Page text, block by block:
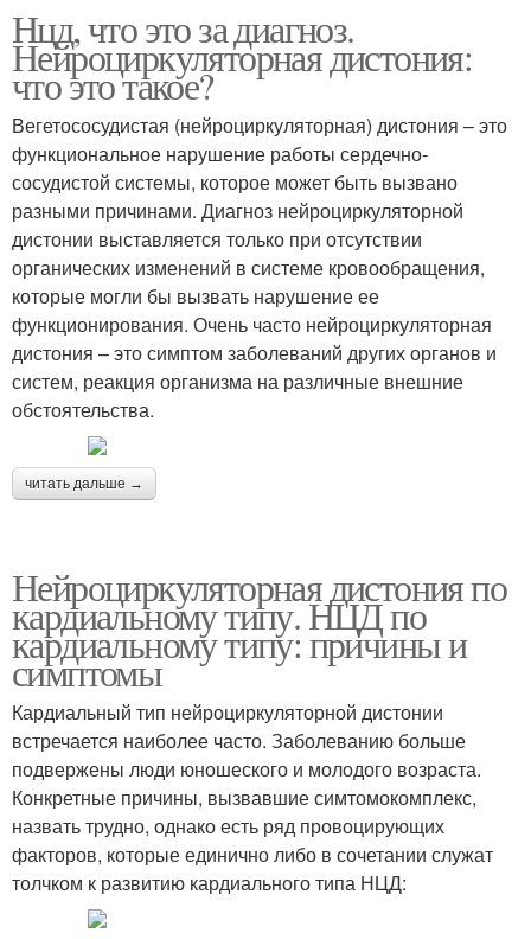
Нцд, что это за диагноз.
Нейроциркуляторная дистония:
что это такое?
Вегетососудистая (нейроциркуляторная) дистония – это
функциональное нарушение работы сердечно-
сосудистой системы, которое может быть вызвано
разными причинами. Диагноз нейроциркуляторной
дистонии выставляется только при отсутствии
органических изменений в системе кровообращения,
которые могли бы вызвать нарушение ее
функционирования. Очень часто нейроциркуляторная
дистония – это симптом заболеваний других органов и
систем, реакция организма на различные внешние
обстоятельства.
читать дальше →
Нейроциркуляторная дистония по
кардиальному типу. НЦД по
кардиальному типу: причины и
симптомы
Кардиальный тип нейроциркуляторной дистонии
встречается наиболее часто. Заболеванию больше
подвержены люди юношеского и молодого возраста.
Конкретные причины, вызвавшие симтомокомплекс,
назвать трудно, однако есть ряд провоцирующих
факторов, которые единично либо в сочетании служат
толчком к развитию кардиального типа НЦД: